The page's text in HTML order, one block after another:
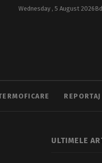
Wednesday , 5 August 2026
REPORTAJ
ULTIMELE